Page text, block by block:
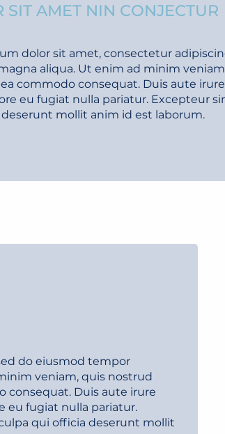
SIT AMET NIN CONJECTUR
dolor sit amet, consectetur
aliqua. Ut enim ad minim
commodo consequat. Duis aute
eu fugiat nulla pariatur. Excepteur
mollit anim id est laborum.
do eiusmod tempor
veniam, quis nostrud
consequat. Duis aute irure
eu fugiat nulla pariatur.
qui officia deserunt mollit